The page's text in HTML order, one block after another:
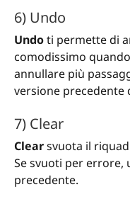
6) Undo
Undoti permette di
comodissimo
annullare più
versione precedente
7) Clear
Clearsvuota il
Se svuoti per errore,
precedente.